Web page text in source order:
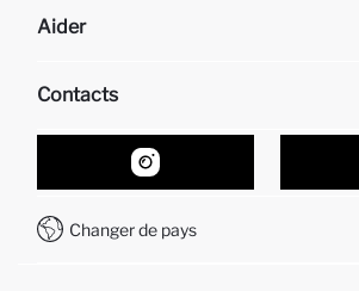
À propos de nous
Aider
Retour et changement
Suivi de la Commande
Comment acheter sur DeFacto ?
Comment payer sur DeFacto?
Contacts
Nos Magasins
Formulaire de contact
Service Client +212 525 076 633
Changer de pays